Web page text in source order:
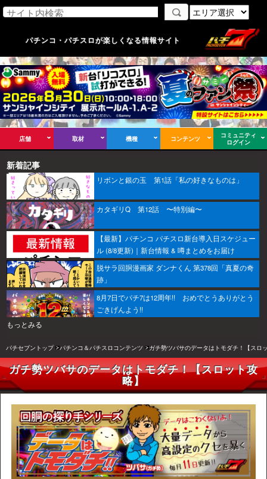
パチンコ・パチスロが楽しくなる情報サイト
店舗 取材 機種 コンテンツ
コミュニティ
ログイン
新着記事
リボンと銀の玉 第1話「私の好きなものは」
カタギリQ 第12話 〜特別編〜
【最新】パチンコ パチスロ新台導入日スケジュー
ル (8/8更新)｜新台情報 & 噂まとめをお届け
脱サラ回胴漫画家 ダンナくん 第378回「真夏の奇
跡」
8月7日でパチ7は12周年!! おめでとうありがとう
ごきげんよう!!
もっとみる
パチセブントップ パチンコ＆パチスロコンテンツ ガチ勢ツバサのデータはトモダチ！【スロ
ガチ勢ツバサのデータはトモダチ！【スロット攻
略】